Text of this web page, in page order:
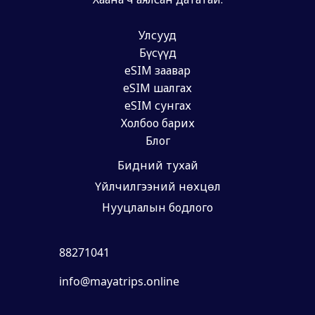
Улсууд
Бүсүүд
eSIM заавар
eSIM шалгах
eSIM сунгах
Холбоо барих
Блог
Бидний тухай
Үйлчилгээний нөхцөл
Нууцлалын бодлого
88271041
info@mayatrips.online